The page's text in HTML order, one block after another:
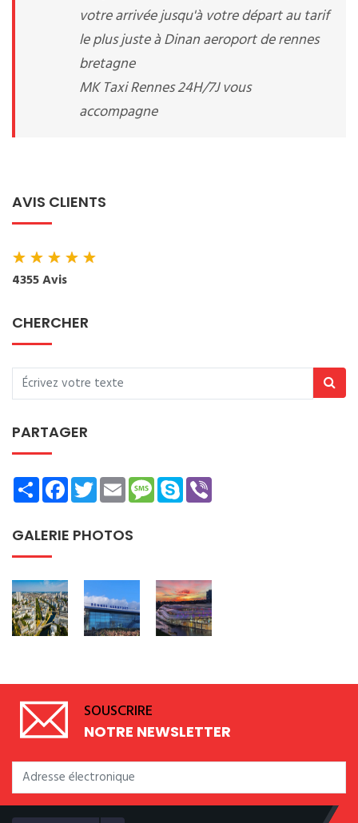
votre arrivée jusqu'à votre départ au tarif
le plus juste à Dinan aeroport de rennes
bretagne
MK Taxi Rennes 24H/7J vous
accompagne
AVIS CLIENTS
★★★★★
4355 Avis
CHERCHER
PARTAGER
ShareFacebookTwitterEmailMessage
Skype
GALERIE PHOTOS
SOUSCRIRE
NOTRE NEWSLETTER